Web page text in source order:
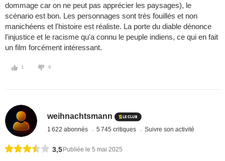
dommage car on ne peut pas apprécier les paysages), le
scénario est bon. Les personnages sont très fouillés et non
manichéens et l'histoire est réaliste. La porte du diable dénonce
l'injustice et le racisme qu'a connu le peuple indiens, ce qui en fait
un film forcément intéressant.
1 0
weihnachtsmann
1 622 abonnés 5 745 critiques Suivre son activité
3,5 Publiée le 5 mai 2025